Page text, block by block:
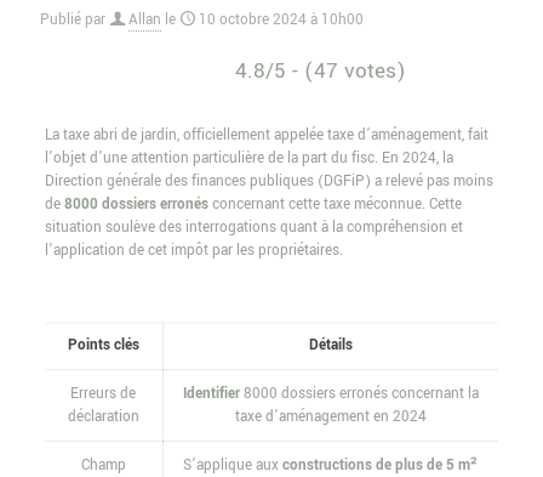
Publié par Allan le 10 octobre 2024 à 10h00
4.8/5 - (47 votes)
La taxe abri de jardin, officiellement appelée taxe d’aménagement, fait
l’objet d’une attention particulière de la part du fisc. En 2024, la
Direction générale des finances publiques (DGFiP) a relevé pas moins
de8000 dossiers erronésconcernant cette taxe méconnue. Cette
situation soulève des interrogations quant à la compréhension et
l’application de cet impôt par les propriétaires.
Points clés Détails
Erreurs de
déclaration
Identifier8000 dossiers erronés concernant la
taxe d’aménagement en 2024
Champ
S’applique auxconstructions de plus de 5 m²